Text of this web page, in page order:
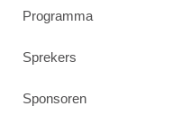
Programma
Sprekers
Sponsoren